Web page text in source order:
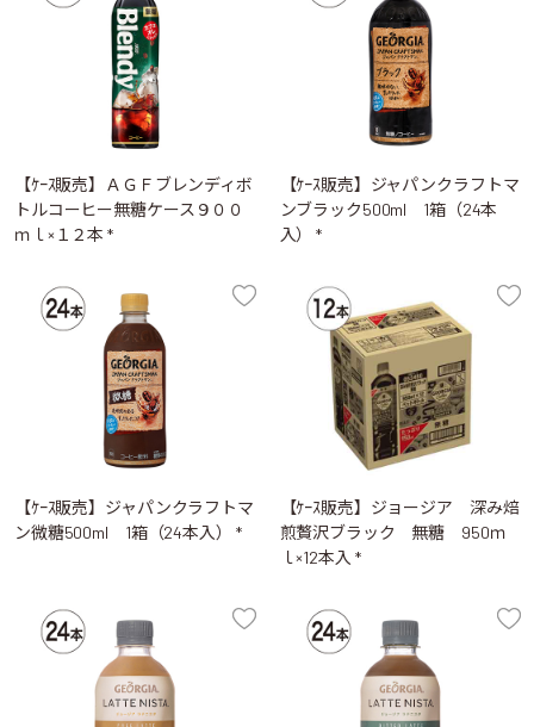
【ｹｰｽ販売】ＡＧＦブレンディボ
トルコーヒー無糖ケース９００
ｍｌ×１２本 *
【ｹｰｽ販売】ジャパンクラフトマ
ンブラック500ml 1箱（24本
入） *
【ｹｰｽ販売】ジャパンクラフトマ
ン微糖500ml 1箱（24本入） *
【ｹｰｽ販売】ジョージア 深み焙
煎贅沢ブラック 無糖 950ｍ
ｌ×12本入 *